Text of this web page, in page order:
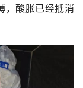
，酸胀已经抵消